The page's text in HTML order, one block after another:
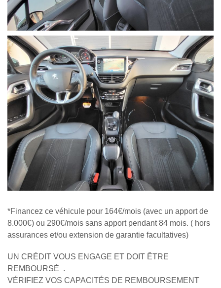
*Financez ce véhicule pour 164€/mois (avec un apport de
8.000€) ou 290€/mois sans apport pendant 84 mois. ( hors
assurances et/ou extension de garantie facultatives)
UN CRÉDIT VOUS ENGAGE ET DOIT ÊTRE
REMBOURSÉ .
VÉRIFIEZ VOS CAPACITÉS DE REMBOURSEMENT